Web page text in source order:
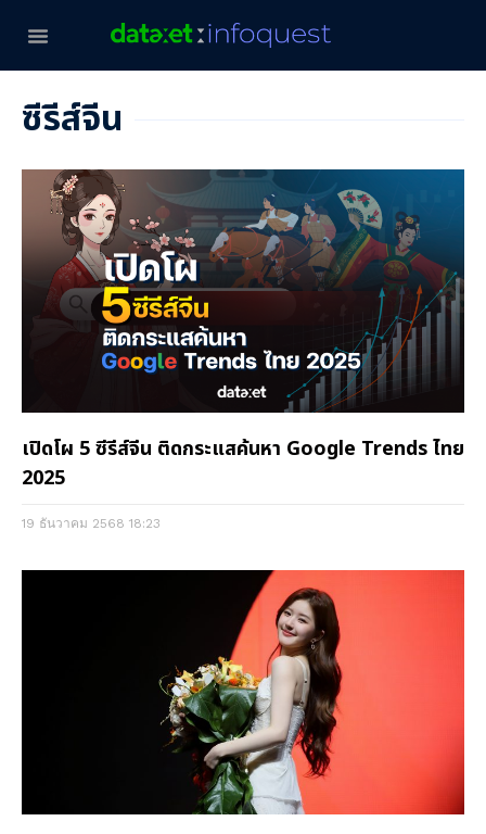
ซีรีส์จีน
เปิดโผ 5 ซีรีส์จีน ติดกระแสค้นหา Google Trends ไทย
2025
19 ธันวาคม 2568 18:23